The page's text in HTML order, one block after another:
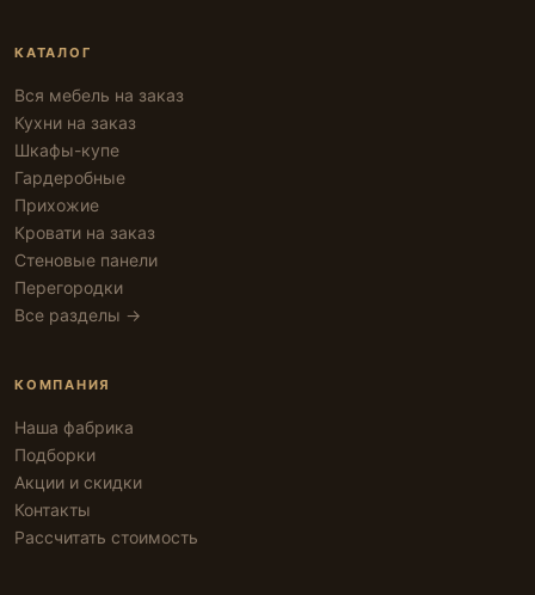
КАТАЛОГ
Вся мебель на заказ
Кухни на заказ
Шкафы-купе
Гардеробные
Прихожие
Кровати на заказ
Стеновые панели
Перегородки
Все разделы →
КОМПАНИЯ
Наша фабрика
Подборки
Акции и скидки
Контакты
Рассчитать стоимость